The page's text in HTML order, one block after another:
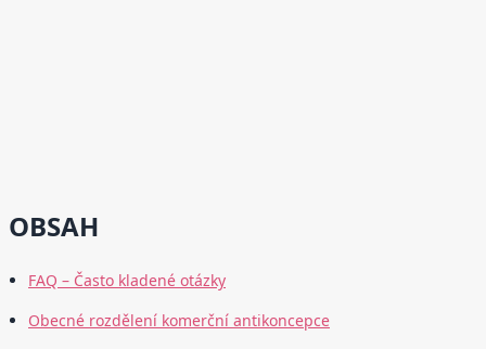
OBSAH
FAQ – Často kladené otázky
Obecné rozdělení komerční antikoncepce